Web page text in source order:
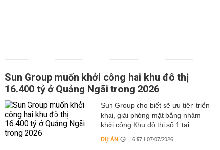
Sun Group muốn khởi công hai khu đô thị
16.400 tỷ ở Quảng Ngãi trong 2026
Sun Group cho biết sẽ ưu tiên triển
khai, giải phóng mặt bằng nhằm
khởi công Khu đô thị số 1 tại...
DỰ ÁN 16:57 | 07/07/2026